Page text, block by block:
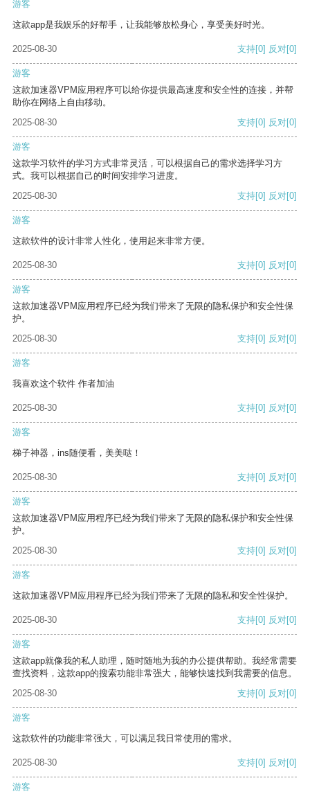
游客
这款app是我娱乐的好帮手，让我能够放松身心，享受美好时光。
2025-08-30 支持[0] 反对[0]
游客
这款加速器VPM应用程序可以给你提供最高速度和安全性的连接，并帮
助你在网络上自由移动。
2025-08-30
支持[0] 反对[0]
游客
这款学习软件的学习方式非常灵活，可以根据自己的需求选择学习方
式。我可以根据自己的时间安排学习进度。
2025-08-30
支持[0] 反对[0]
游客
这款软件的设计非常人性化，使用起来非常方便。
2025-08-30 支持[0] 反对[0]
游客
这款加速器VPM应用程序已经为我们带来了无限的隐私保护和安全性保
护。
2025-08-30
支持[0] 反对[0]
游客
我喜欢这个软件 作者加油
2025-08-30 支持[0] 反对[0]
游客
梯子神器，ins随便看，美美哒！
2025-08-30 支持[0] 反对[0]
游客
这款加速器VPM应用程序已经为我们带来了无限的隐私保护和安全性保
护。
2025-08-30
支持[0] 反对[0]
游客
这款加速器VPM应用程序已经为我们带来了无限的隐私和安全性保护。
2025-08-30 支持[0] 反对[0]
游客
这款app就像我的私人助理，随时随地为我的办公提供帮助。我经常需要
查找资料，这款app的搜索功能非常强大，能够快速找到我需要的信息。
2025-08-30
支持[0] 反对[0]
游客
这款软件的功能非常强大，可以满足我日常使用的需求。
2025-08-30 支持[0] 反对[0]
游客